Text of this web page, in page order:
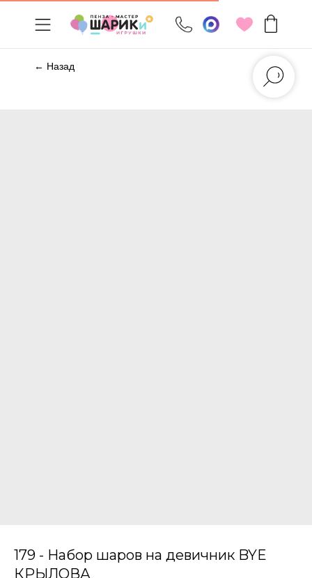
← Назад
179 - Набор шаров на девичник BYE
КРЫЛОВА